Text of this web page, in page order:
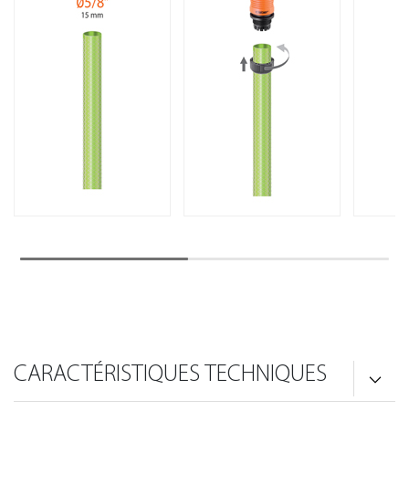
CARACTÉRISTIQUES TECHNIQUES